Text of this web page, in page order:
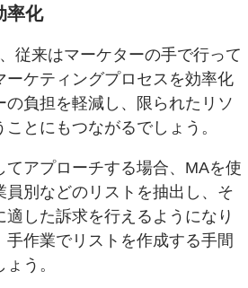
率化
従来はマーケターの手で行って
ーケティングプロセスを効率化
の負担を軽減し、限られたリソ
とにもつながるでしょう。
てアプローチする場合、MAを使
員別などのリストを抽出し、そ
した訴求を行えるようになり
手作業でリストを作成する手間
う。